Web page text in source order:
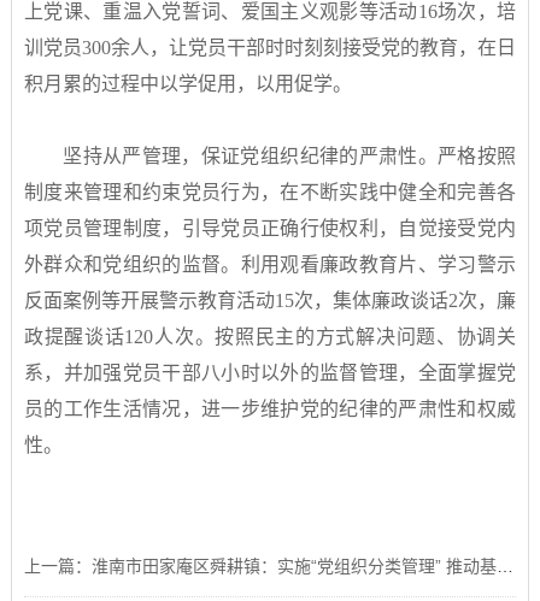
上党课、重温入党誓词、爱国主义观影等活动16场次，培
训党员300余人，让党员干部时时刻刻接受党的教育，在日
积月累的过程中以学促用，以用促学。
坚持从严管理，保证党组织纪律的严肃性。严格按照
制度来管理和约束党员行为，在不断实践中健全和完善各
项党员管理制度，引导党员正确行使权利，自觉接受党内
外群众和党组织的监督。利用观看廉政教育片、学习警示
反面案例等开展警示教育活动15次，集体廉政谈话2次，廉
政提醒谈话120人次。按照民主的方式解决问题、协调关
系，并加强党员干部八小时以外的监督管理，全面掌握党
员的工作生活情况，进一步维护党的纪律的严肃性和权威
性。
上一篇：淮南市田家庵区舜耕镇：实施“党组织分类管理” 推动基层党建全面过硬